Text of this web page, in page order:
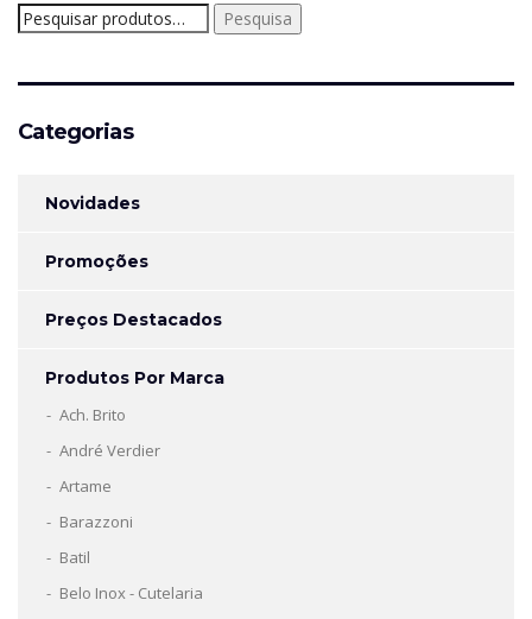
Pesquisar
por:
Pesquisa
Categorias
Novidades
Promoções
Preços Destacados
Produtos Por Marca
Ach. Brito
André Verdier
Artame
Barazzoni
Batil
Belo Inox - Cutelaria